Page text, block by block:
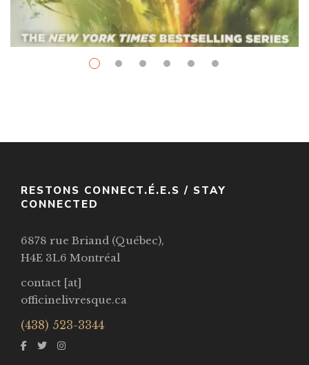
Space Opera
RESTONS CONNECT.É.E.S / STAY
CONNECTED
6878 rue Briand (Québec),
H4E 3L6 Montréal
contact [at]
officinelivresque.ca
(438) 523-3344